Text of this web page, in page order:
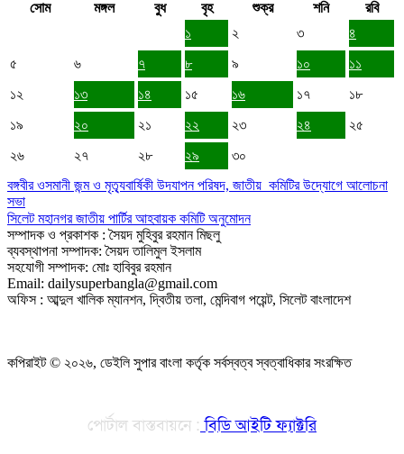
সোম মঙ্গল বুধ বৃহ শুক্র শনি
রবি
১
২ ৩
৪
৫
৬ ৭ ৮ ৯ ১০
১১
১২
১৩ ১৪ ১৫ ১৬ ১৭
১৮
১৯
২০ ২১ ২২ ২৩ ২৪
২৫
২৬
২৭ ২৮ ২৯
৩০
বঙ্গবীর ওসমানী জন্ম ও মৃত্যৃবার্ষিকী উদযাপন পরিষদ, জাতীয় কমিটির উদ্যোগে আলোচনা
সভা
সিলেট মহানগর জাতীয় পার্টির আহবায়ক কমিটি অনুমোদন
সম্পাদক ও প্রকাশক : সৈয়দ মুহিবুর রহমান মিছলু
ব্যবস্থাপনা সম্পাদক: সৈয়দ তালিমুল ইসলাম
সহযোগী সম্পাদক: মোঃ হাবিবুর রহমান
Email: dailysuperbangla@gmail.com
অফিস : আব্দুল খালিক ম্যানশন, দ্বিতীয় তলা, মেন্দিবাগ পয়েন্ট, সিলেট বাংলাদেশ
কপিরাইট © ২০২৬, ডেইলি সুপার বাংলা কর্তৃক সর্বস্বত্ব স্বত্বাধিকার সংরক্ষিত
পোর্টাল বাস্তবায়নে : বিডি আইটি ফ্যাক্টরি